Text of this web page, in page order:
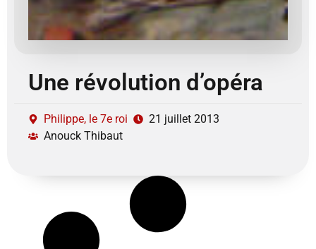
Une révolution d’opéra
Philippe, le 7e roi
21 juillet 2013
Anouck Thibaut